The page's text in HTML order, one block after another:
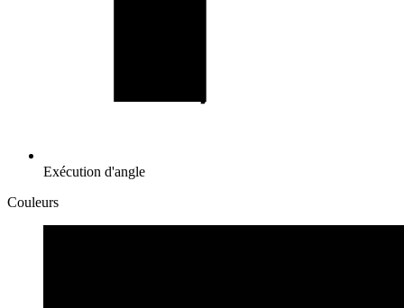
Exécution d'angle
Couleurs